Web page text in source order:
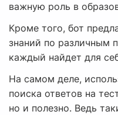
важную роль в
Кроме того, бот
знаний по различным
каждый найдет для
На самом деле,
поиска ответов на
но и полезно. Ведь